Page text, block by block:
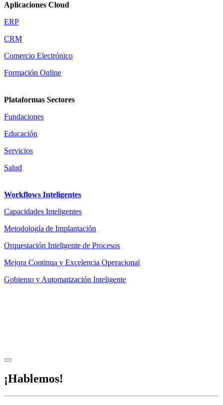
Aplicaciones Cloud
ERP
CRM
Comercio Electrónico
Formación Online
Plataformas Sectores
Fundaciones
Educación
Servicios
Salud
Workflows Inteligentes
Capacidades Inteligentes
Metodología de Implantación
Orquestación Inteligente de Procesos
Mejora Continua y Excelencia Operacional
Gobierno y Automatización Inteligente
¡Hablemos!